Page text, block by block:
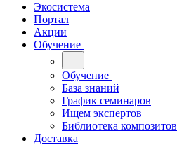
Экосистема
Портал
Акции
Обучение
Обучение
База знаний
График семинаров
Ищем экспертов
Библиотека композитов
Доставка